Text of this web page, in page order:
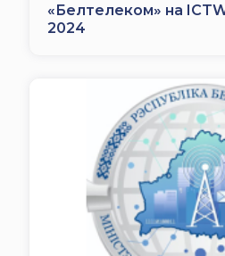
«Белтелеком» на
2024